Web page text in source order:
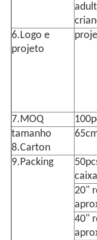
6.Logo e
projeto
7.MOQ
tamanho
8.Carton
9.Packing
20"
40"